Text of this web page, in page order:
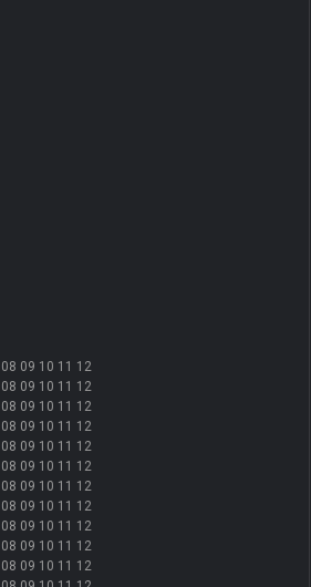
08 09 10 11 12
08 09 10 11 12
08 09 10 11 12
08 09 10 11 12
08 09 10 11 12
08 09 10 11 12
08 09 10 11 12
08 09 10 11 12
08 09 10 11 12
08 09 10 11 12
08 09 10 11 12